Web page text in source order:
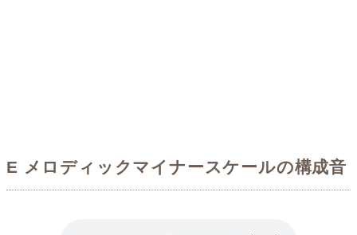
E メロディックマイナースケールの構成音